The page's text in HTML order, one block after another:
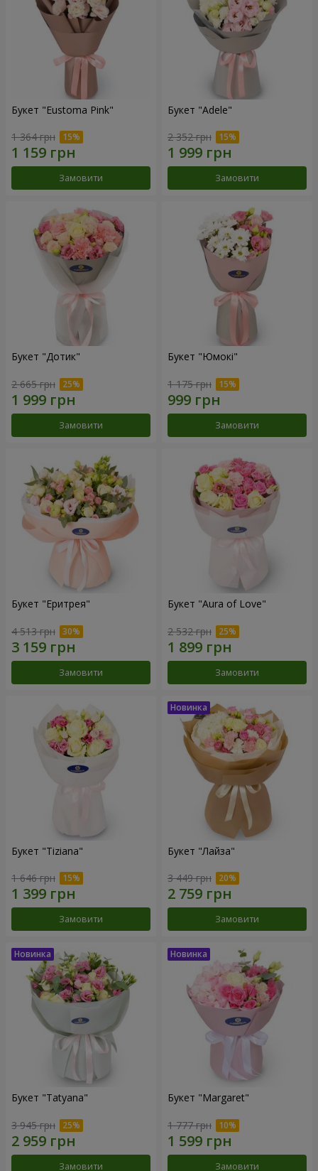
Букет "Eustoma Pink"
1 364 грн
Замовити
Букет "Adele"
2 352 грн
Замовити
Букет "Дотик"
2 665 грн
Замовити
Букет "Юмокі"
1 175 грн
Замовити
Букет "Еритрея"
4 513 грн
Замовити
Букет "Aura of Love"
2 532 грн
Замовити
Букет "Tiziana"
1 646 грн
Замовити
Букет "Лайза"
3 449 грн
Замовити
Букет "Tatyana"
3 945 грн
Замовити
Букет "Margaret"
1 777 грн
Замовити